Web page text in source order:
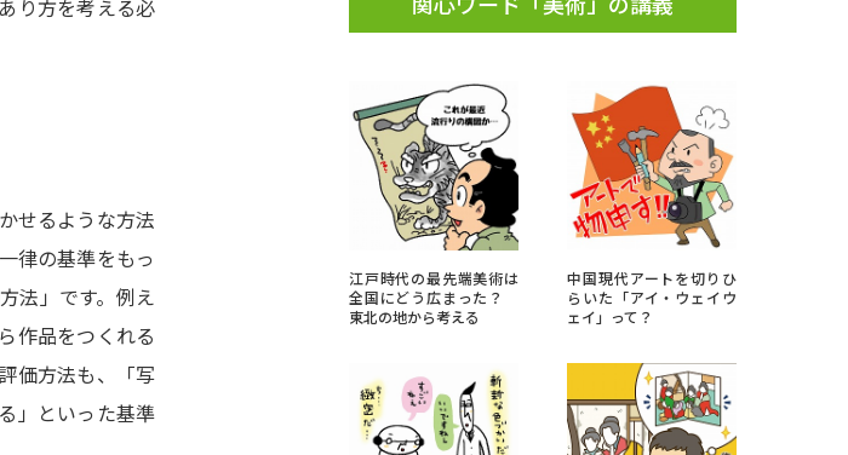
プンキャンパス検索
実施プログラムから探す
型・Web型イベント特集
受験準備 資料検索
り方を考える必
せるような方法
律の基準をもっ
法」です。例え
作品をつくれる
価方法も、「写
」といった基準
江戸時代の最先端美術は
全国にどう広まった？
東北の地から考える
中国現代アートを切りひ
らいた「アイ・ウェイウ
ェイ」って？